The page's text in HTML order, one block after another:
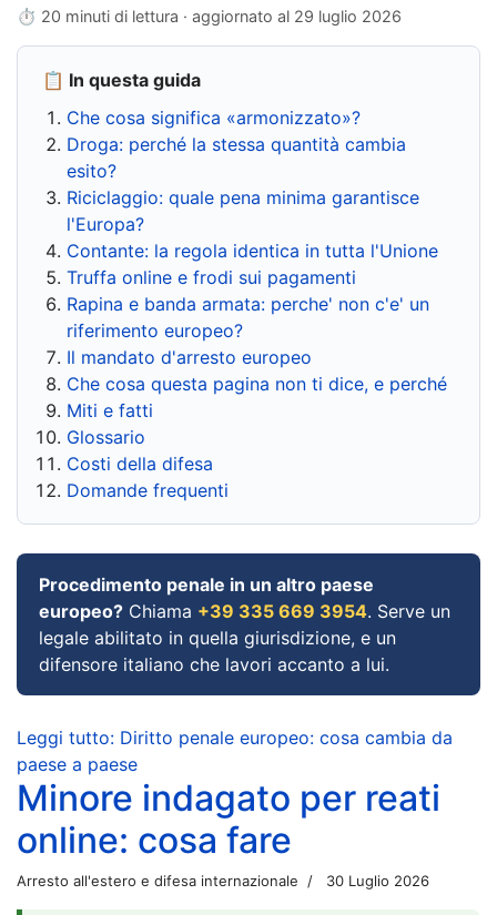
⏱ 20 minuti di lettura · aggiornato al 29 luglio 2026
📋 In questa guida
Che cosa significa «armonizzato»?
Droga: perché la stessa quantità cambia
esito?
Riciclaggio: quale pena minima garantisce
l'Europa?
Contante: la regola identica in tutta l'Unione
Truffa online e frodi sui pagamenti
Rapina e banda armata: perche' non c'e' un
riferimento europeo?
Il mandato d'arresto europeo
Che cosa questa pagina non ti dice, e perché
Miti e fatti
Glossario
Costi della difesa
Domande frequenti
Procedimento penale in un altro paese
europeo? Chiama +39 335 669 3954. Serve un
legale abilitato in quella giurisdizione, e un
difensore italiano che lavori accanto a lui.
Leggi tutto: Diritto penale europeo: cosa cambia da
paese a paese
Minore indagato per reati
online: cosa fare
Arresto all'estero e difesa internazionale 30 Luglio 2026